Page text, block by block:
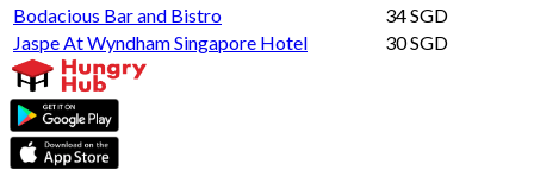
Bodacious Bar and Bistro
34 SGD
Jaspe At Wyndham Singapore Hotel
30 SGD